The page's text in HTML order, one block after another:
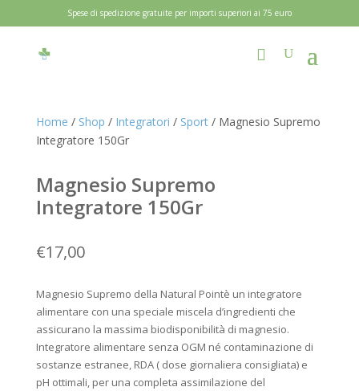
Spese di spedizione gratuite per importi superiori ai 75 euro
Home / Shop / Integratori / Sport/ Magnesio Supremo
Integratore 150Gr
Magnesio Supremo
Integratore 150Gr
€17,00
Magnesio Supremo della Natural Pointè un integratore
alimentare con una speciale miscela d’ingredienti che
assicurano la massima biodisponibilità di magnesio.
Integratore alimentare senza OGM né contaminazione di
sostanze estranee, RDA ( dose giornaliera consigliata) e
pH ottimali, per una completa assimilazione del